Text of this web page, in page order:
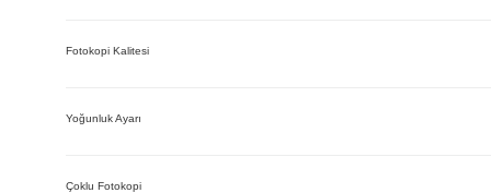
Fotokopi Kalitesi
Yoğunluk Ayarı
Çoklu Fotokopi